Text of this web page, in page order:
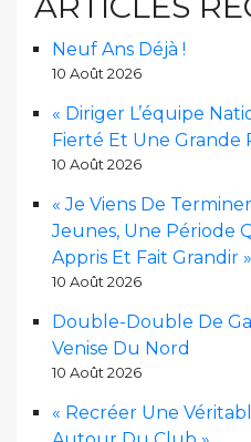
Neuf Ans Déjà !
10 Août 2026
« Diriger L’équipe
Fierté Et Une Grande
10 Août 2026
« Je Viens De
Jeunes, Une Période
Appris Et Fait Grandir »
10 Août 2026
Double-Double De
Venise Du Nord
10 Août 2026
« Recréer Une